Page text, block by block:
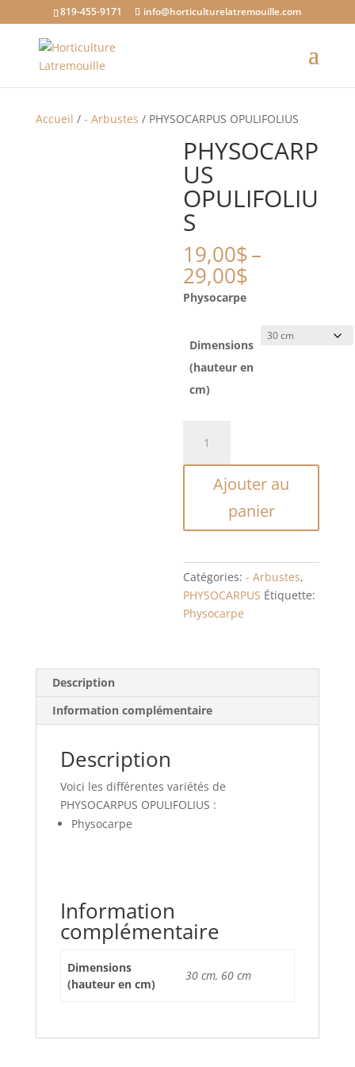
819-455-9171 info@horticulturelatremouille.com
Accueil / - Arbustes / PHYSOCARPUS OPULIFOLIUS
PHYSOCARP
US
OPULIFOLIU
S
19,00$–
29,00$
19,00$
à
Physocarpe
Dimensions
(hauteur en
cm)
PHYSOCARPUS
OPULIFOLIUS
Ajouter au
panier
Catégories:- Arbustes,
PHYSOCARPUS Étiquette:
Physocarpe
Description
Information complémentaire
Description
Voici les différentes variétés de
PHYSOCARPUS OPULIFOLIUS :
Physocarpe
Information
complémentaire
Dimensions
(hauteur en cm)
30 cm, 60 cm